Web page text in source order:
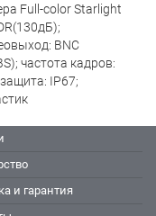
Full-color Starlight
BNC
частота кадров:
IP67;
и гарантия